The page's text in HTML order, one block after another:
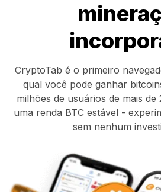
CryptoTab é o primeiro
qual você pode ganhar
milhões de usuários de mais de
uma renda BTC estável -
sem nenhum